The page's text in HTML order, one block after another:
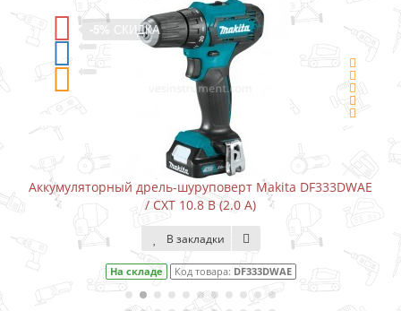
-5% СКИДКА
Аккумуляторный дрель-шуруповерт Makita DF333DWAE
/ CXT 10.8 В (2.0 А)
В закладки
На складе Код товара: DF333DWAE